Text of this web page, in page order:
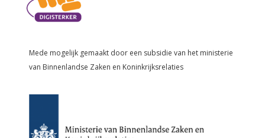
Mede mogelijk gemaakt door een subsidie van het ministerie
van Binnenlandse Zaken en Koninkrijksrelaties